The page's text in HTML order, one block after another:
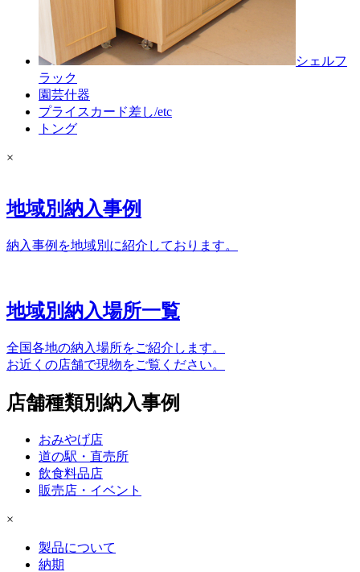
シェルフ
ラック
園芸什器
プライスカード差し/etc
トング
×
地域別納入事例
納入事例を地域別に紹介しております。
地域別納入場所一覧
全国各地の納入場所をご紹介します。
お近くの店舗で現物をご覧ください。
店舗種類別納入事例
おみやげ店
道の駅・直売所
飲食料品店
販売店・イベント
×
製品について
納期